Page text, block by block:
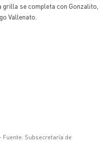
se completa con Gonzalito,
Vallenato.
- Fuente: Subsecretaría de